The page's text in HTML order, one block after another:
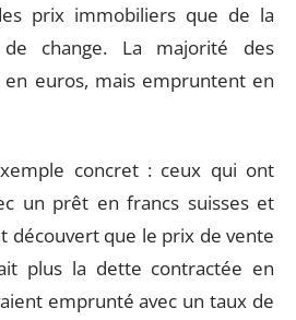
prix immobiliers que de la
change. La majorité des
euros, mais empruntent en
concret : ceux qui ont
un prêt en francs suisses et
découvert que le prix de vente
plus la dette contractée en
emprunté avec un taux de